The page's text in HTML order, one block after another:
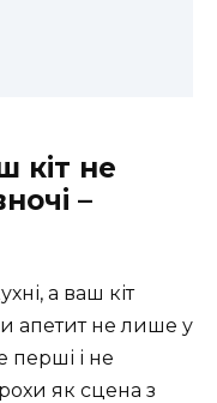
кіт не
–
а ваш кіт
апетит не лише у
перші і не
як сцена з